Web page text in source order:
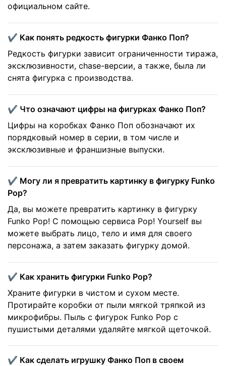
официальном сайте.
✔️ Как понять редкость фигурки Фанко Поп?
Редкость фигурки зависит ограниченности тиража,
эксклюзивности, chase-версии, а также, была ли
снята фигурка с производства.
✔️ Что означают цифры на фигурках Фанко Поп?
Цифры на коробках Фанко Поп обозначают их
порядковый номер в серии, в том числе и
эксклюзивные и франшизные выпуски.
✔️ Могу ли я превратить картинку в фигурку Funko
Pop?
Да, вы можете превратить картинку в фигурку
Funko Pop! С помощью сервиса Pop! Yourself вы
можете выбрать лицо, тело и имя для своего
персонажа, а затем заказать фигурку домой.
✔️ Как хранить фигурки Funko Pop?
Храните фигурки в чистом и сухом месте.
Протирайте коробки от пыли мягкой тряпкой из
микрофибры. Пыль с фигурок Funko Pop с
пушистыми деталями удаляйте мягкой щеточкой.
✔️ Как сделать игрушку Фанко Поп в своем